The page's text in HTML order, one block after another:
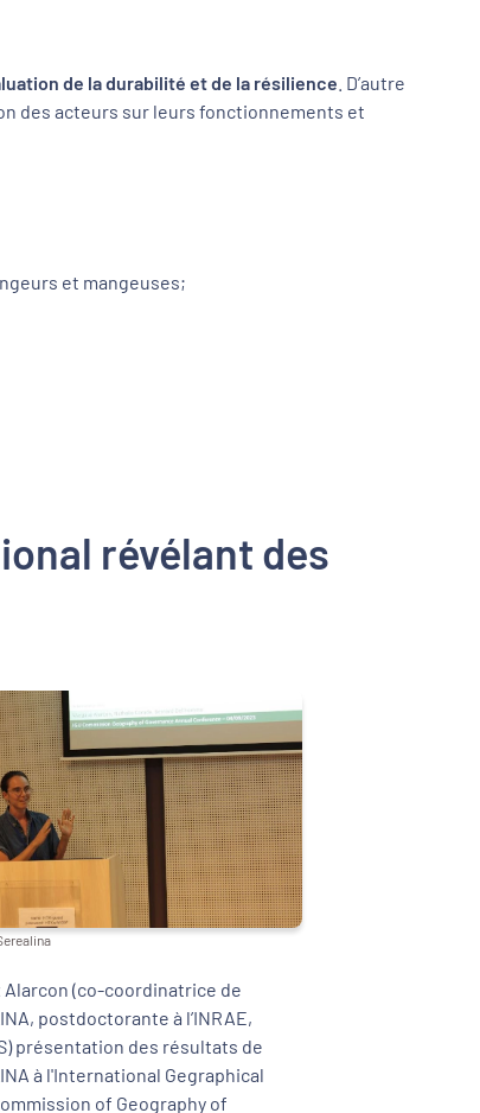
de la durabilité et de la résilience . D’autre
des acteurs sur leurs fonctionnements et
et mangeuses;
révélant des
Alarcon (co-coordinatrice de
postdoctorante à l’INRAE,
présentation des résultats de
à l'International Gegraphical
of Geography of